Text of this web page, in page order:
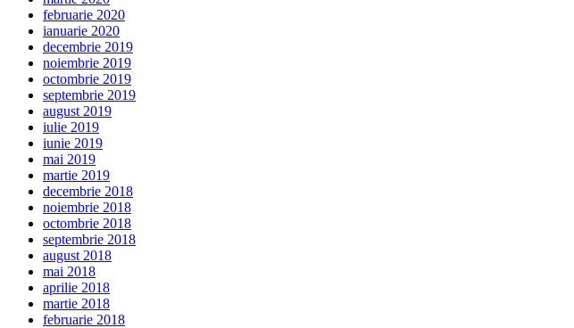
februarie 2020
ianuarie 2020
decembrie 2019
noiembrie 2019
octombrie 2019
septembrie 2019
august 2019
iulie 2019
iunie 2019
mai 2019
martie 2019
decembrie 2018
noiembrie 2018
octombrie 2018
septembrie 2018
august 2018
mai 2018
aprilie 2018
martie 2018
februarie 2018